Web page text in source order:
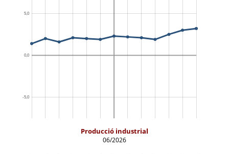
Producció industrial
06/2026